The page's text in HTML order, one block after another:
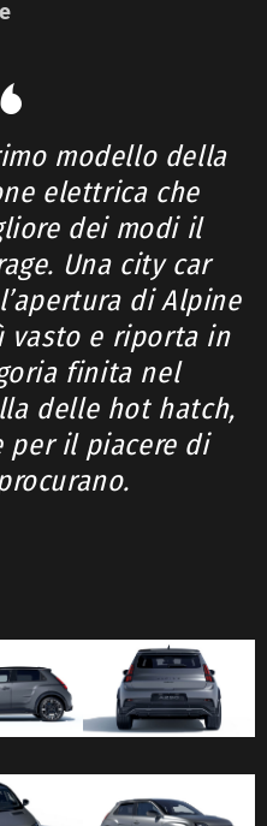
modello della
elettrica che
dei modi il
Una city car
di Alpine
vasto e riporta in
finita nel
delle hot hatch,
per il piacere di